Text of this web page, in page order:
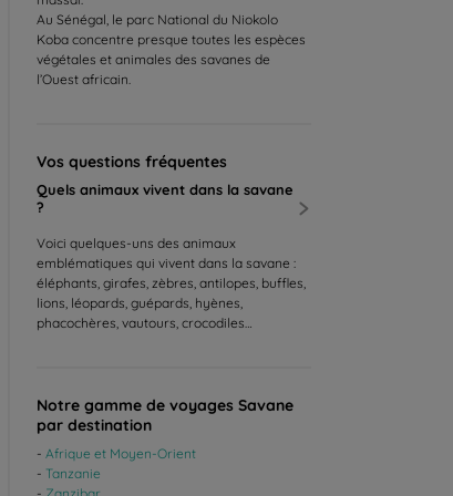
Au Sénégal, le parc National du Niokolo
Koba concentre presque toutes les espèces
végétales et animales des savanes de
l’Ouest africain.
Vos questions fréquentes
Quels animaux vivent dans la savane
?
Voici quelques-uns des animaux
emblématiques qui vivent dans la savane :
éléphants, girafes, zèbres, antilopes, buffles,
lions, léopards, guépards, hyènes,
phacochères, vautours, crocodiles…
Notre gamme de voyages Savane
par destination
Afrique et Moyen-Orient
Tanzanie